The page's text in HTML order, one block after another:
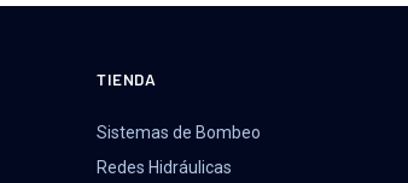
TIENDA
Sistemas de Bombeo
Redes Hidráulicas